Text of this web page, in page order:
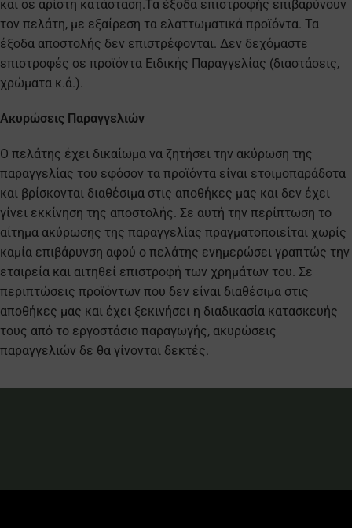
Διαχειριστείτε την
ιδιωτικότητά σας
Χρησιμοποιούμε τεχνολογίες όπως τα cookies για την αποθήκευση ή/και
την πρόσβαση σε πληροφορίες συσκευών. Αυτό το κάνουμε για να
τεχνολογίες θα μας επιτρέψει να επεξεργαστούμε δεδομένα προσωπικού
και σε αρίστη κατάσταση.Τα έξοδα επιστροφής επιβαρύνουν
τον πελάτη, με εξαίρεση τα ελαττωματικά προϊόντα. Τα
έξοδα αποστολής δεν επιστρέφονται. Δεν δεχόμαστε
επιστροφές σε προϊόντα Ειδικής Παραγγελίας (διαστάσεις,
χρώματα κ.ά.).
Ακυρώσεις Παραγγελιών
Ο πελάτης έχει δικαίωμα να ζητήσει την ακύρωση της
παραγγελίας του εφόσον τα προϊόντα είναι ετοιμοπαράδοτα
και βρίσκονται διαθέσιμα στις αποθήκες μας και δεν έχει
γίνει εκκίνηση της αποστολής. Σε αυτή την περίπτωση το
αίτημα ακύρωσης της παραγγελίας πραγματοποιείται χωρίς
καμία επιβάρυνση αφού ο πελάτης ενημερώσει γραπτώς την
εταιρεία και αιτηθεί επιστροφή των χρημάτων του. Σε
περιπτώσεις προϊόντων που δεν είναι διαθέσιμα στις
αποθήκες μας και έχει ξεκινήσει η διαδικασία κατασκευής
τους από το εργοστάσιο παραγωγής, ακυρώσεις
παραγγελιών δε θα γίνονται δεκτές.